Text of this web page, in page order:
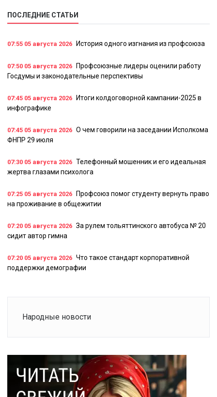
ПОСЛЕДНИЕ СТАТЬИ
07:55 05 августа 2026 История одного изгнания из профсоюза
07:50 05 августа 2026 Профсоюзные лидеры оценили работу
Госдумы и законодательные перспективы
07:45 05 августа 2026 Итоги колдоговорной кампании-2025 в
инфографике
07:45 05 августа 2026 О чем говорили на заседании Исполкома
ФНПР 29 июля
07:30 05 августа 2026 Телефонный мошенник и его идеальная
жертва глазами психолога
07:25 05 августа 2026 Профсоюз помог студенту вернуть право
на проживание в общежитии
07:20 05 августа 2026 За рулем тольяттинского автобуса № 20
сидит автор гимна
07:20 05 августа 2026 Что такое стандарт корпоративной
поддержки демографии
Народные новости